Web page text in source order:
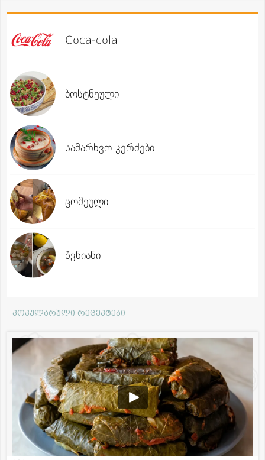
Coca-cola
ბოსტნეული
სამარხვო კერძები
ცომეული
წვნიანი
პოპულარული რეცეპტები